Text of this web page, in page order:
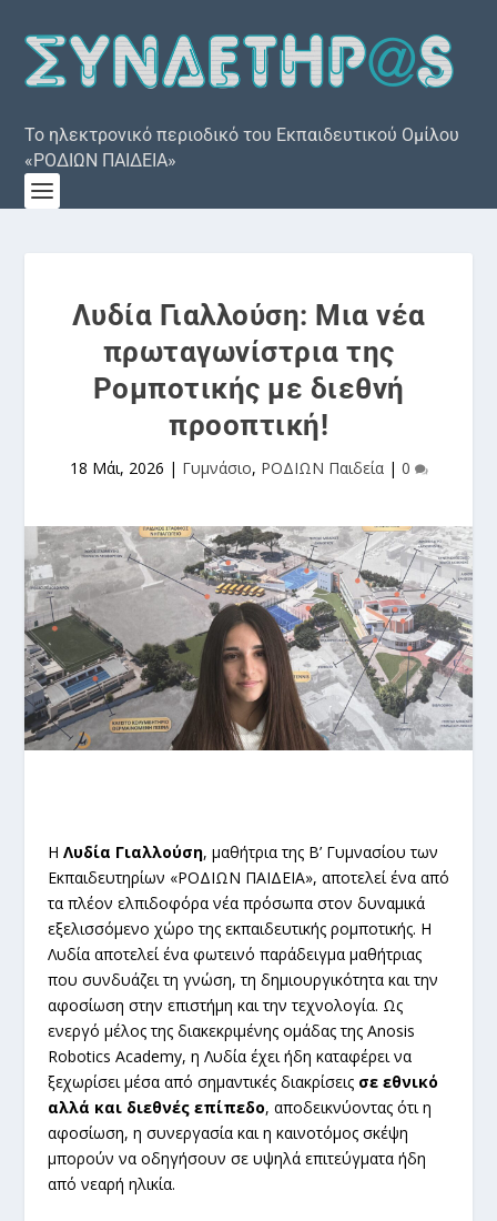
Το ηλεκτρονικό περιοδικό του Εκπαιδευτικού Ομίλου
«ΡΟΔΙΩΝ ΠΑΙΔΕΙΑ»
Λυδία Γιαλλούση: Μια νέα
πρωταγωνίστρια της
Ρομποτικής με διεθνή
προοπτική!
18 Μάι, 2026 | Γυμνάσιο, ΡΟΔΙΩΝ Παιδεία| 0
Η Λυδία Γιαλλούση, μαθήτρια της Β’ Γυμνασίου των
Εκπαιδευτηρίων «ΡΟΔΙΩΝ ΠΑΙΔΕΙΑ», αποτελεί ένα από
τα πλέον ελπιδοφόρα νέα πρόσωπα στον δυναμικά
εξελισσόμενο χώρο της εκπαιδευτικής ρομποτικής. Η
Λυδία αποτελεί ένα φωτεινό παράδειγμα μαθήτριας
που συνδυάζει τη γνώση, τη δημιουργικότητα και την
αφοσίωση στην επιστήμη και την τεχνολογία. Ως
ενεργό μέλος της διακεκριμένης ομάδας της Anosis
Robotics Academy, η Λυδία έχει ήδη καταφέρει να
ξεχωρίσει μέσα από σημαντικές διακρίσεις σε εθνικό
αλλά και διεθνές επίπεδο, αποδεικνύοντας ότι η
αφοσίωση, η συνεργασία και η καινοτόμος σκέψη
μπορούν να οδηγήσουν σε υψηλά επιτεύγματα ήδη
από νεαρή ηλικία.